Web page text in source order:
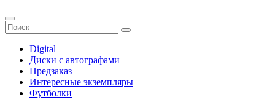
Digital
Диски с автографами
Предзаказ
Интересные экземпляры
Футболки